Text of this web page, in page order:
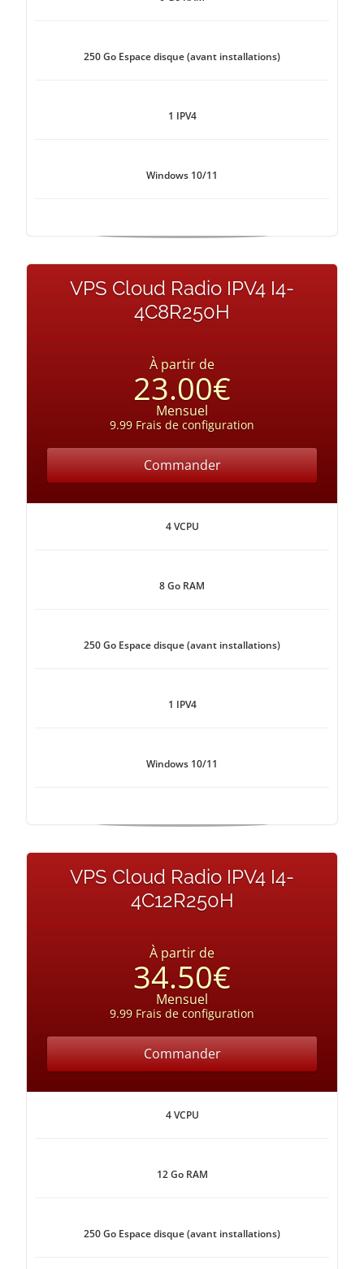
250 Go Espace disque (avant installations)
1 IPV4
Windows 10/11
VPS Cloud Radio IPV4 I4-
4C8R250H
À partir de
23.00€
Mensuel
9.99 Frais de configuration
Commander
4 VCPU
8 Go RAM
250 Go Espace disque (avant installations)
1 IPV4
Windows 10/11
VPS Cloud Radio IPV4 I4-
4C12R250H
À partir de
34.50€
Mensuel
9.99 Frais de configuration
Commander
4 VCPU
12 Go RAM
250 Go Espace disque (avant installations)